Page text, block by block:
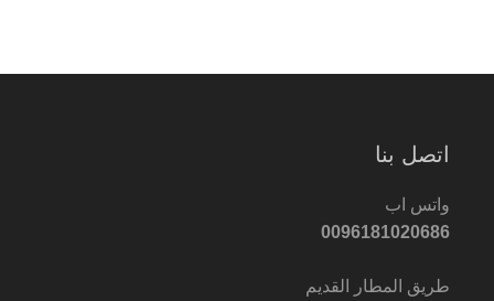
اتصل بنا
واتس اب
0096181020686
طريق المطار القديم